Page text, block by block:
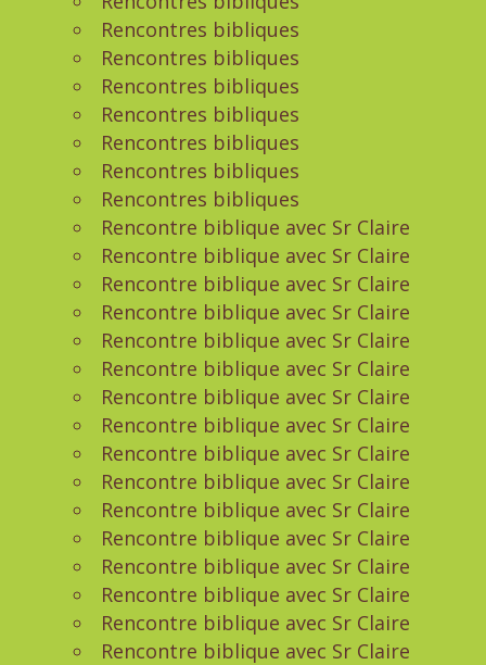
Rencontres bibliques
Rencontres bibliques
Rencontres bibliques
Rencontres bibliques
Rencontres bibliques
Rencontres bibliques
Rencontres bibliques
Rencontre biblique avec Sr Claire
Rencontre biblique avec Sr Claire
Rencontre biblique avec Sr Claire
Rencontre biblique avec Sr Claire
Rencontre biblique avec Sr Claire
Rencontre biblique avec Sr Claire
Rencontre biblique avec Sr Claire
Rencontre biblique avec Sr Claire
Rencontre biblique avec Sr Claire
Rencontre biblique avec Sr Claire
Rencontre biblique avec Sr Claire
Rencontre biblique avec Sr Claire
Rencontre biblique avec Sr Claire
Rencontre biblique avec Sr Claire
Rencontre biblique avec Sr Claire
Rencontre biblique avec Sr Claire